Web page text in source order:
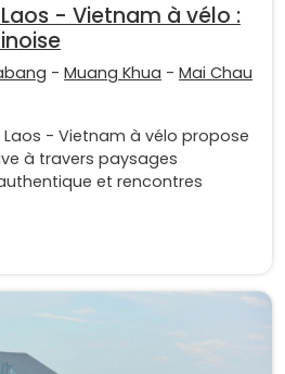
- Vietnam à vélo :
- Muang Khua - Mai Chau
- Vietnam à vélo propose
à travers paysages
et rencontres